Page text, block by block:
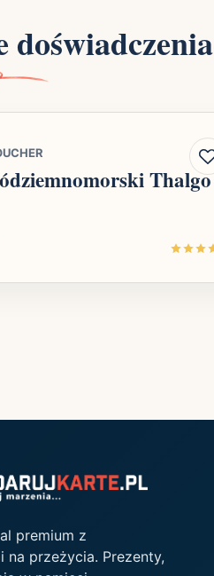
doświadczenia
Thalgo
premium z
na przeżycia. Prezenty,